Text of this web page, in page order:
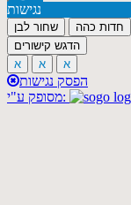
נגישות
שחור לבן חדות כהה
הדגש קישורים
א
א א
הפסק נגישות
מסופק ע"י: